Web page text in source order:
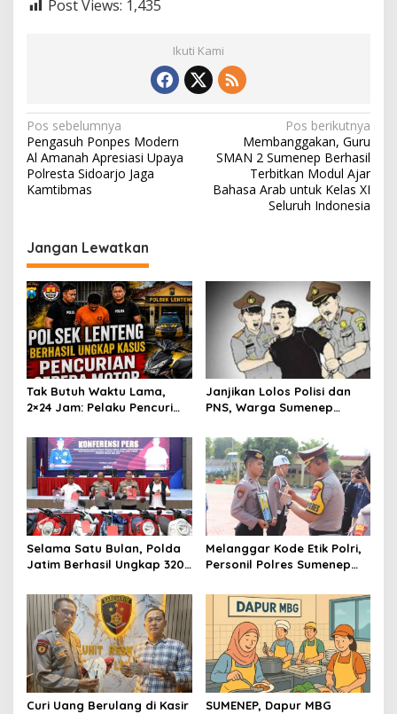
Post Views: 1,435
Ikuti Kami
N
a
v
i
a
s
i
p
o
s
Pos sebelumnya
Pengasuh Ponpes Modern
Al Amanah Apresiasi Upaya
Polresta Sidoarjo Jaga
Kamtibmas
Pos berikutnya
Membanggakan, Guru
SMAN 2 Sumenep Berhasil
Terbitkan Modul Ajar
Bahasa Arab untuk Kelas XI
Seluruh Indonesia
Jangan Lewatkan
Tak Butuh Waktu Lama,
2×24 Jam: Pelaku Pencuri
Diringkus Polsek Lenteng di
Wilayah Manding
Janjikan Lolos Polisi dan
PNS, Warga Sumenep
Sampang, Korban Rugi Rp
600 juta
Selama Satu Bulan, Polda
Jatim Berhasil Ungkap 320
BB 100 Sepeda Motor dan
12 Mobil Diamankan
Melanggar Kode Etik Polri,
Personil Polres Sumenep
Curi Uang Berulang di Kasir
SUMENEP, Dapur MBG